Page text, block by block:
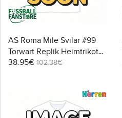
AS Roma Mile Svilar #99
Torwart Replik Heimtrikot
2025-26 Langarm
38.95€ 102.38€